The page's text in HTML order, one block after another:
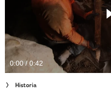
Newsletter
Cuda Polski
Wielki Konkurs Fotograficzny
0:00 / 0:42
Historia